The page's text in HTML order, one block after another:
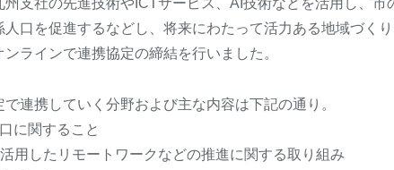
支社の先進技術やICTサービス、AI技術などを活用し、市
人口を促進するなどし、将来にわたって活力ある地域づく
ラインで連携協定の締結を行いました。
連携していく分野および主な内容は下記の通り。
に関すること
用したリモートワークなどの推進に関する取り組み